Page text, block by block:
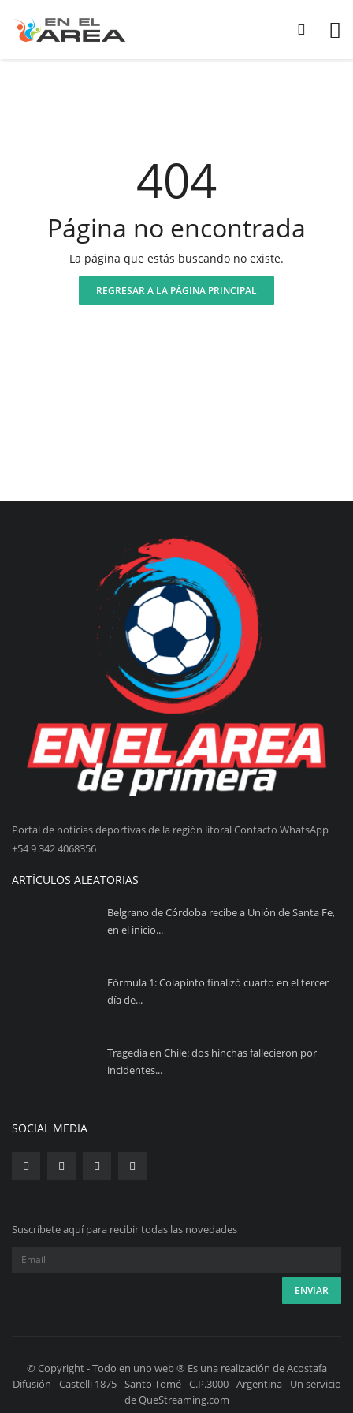
404
Página no encontrada
La página que estás buscando no existe.
REGRESAR A LA PÁGINA PRINCIPAL
Portal de noticias deportivas de la región litoral Contacto WhatsApp
+54 9 342 4068356
ARTÍCULOS ALEATORIAS
Belgrano de Córdoba recibe a Unión de Santa Fe,
en el inicio...
Fórmula 1: Colapinto finalizó cuarto en el tercer
día de...
Tragedia en Chile: dos hinchas fallecieron por
incidentes...
SOCIAL MEDIA
Suscríbete aquí para recibir todas las novedades
© Copyright - Todo en uno web ® Es una realización de Acostafa
Difusión - Castelli 1875 - Santo Tomé - C.P.3000 - Argentina - Un servicio
de QueStreaming.com